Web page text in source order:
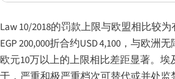
Law 10/2018的罚款上限与欧盟相比较
EGP 200,000折合约USD 4,100，与欧洲
欧元10万以上的上限相比差距显著。